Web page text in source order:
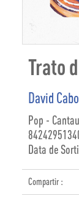
Trato
David
Pop -
Data de
Compartir :